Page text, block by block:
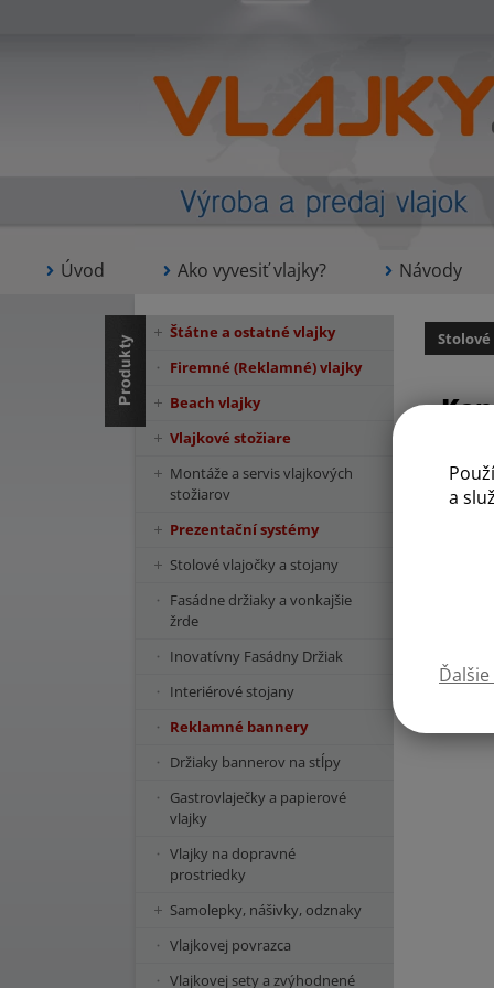
a
Úvod Ako vyvesiť vlajky? Návody
Štátne a ostatné vlajky
Firemné (Reklamné) vlajky
Beach vlajky
Vlajkové stožiare
Montáže a servis vlajkových
stožiarov
Prezentační systémy
Stolové vlajočky a stojany
Fasádne držiaky a vonkajšie
žrde
Inovatívny Fasádny Držiak
Interiérové stojany
Reklamné bannery
Držiaky bannerov na stĺpy
Gastrovlaječky a papierové
vlajky
Vlajky na dopravné
prostriedky
Samolepky, nášivky, odznaky
Vlajkovej povrazca
Vlajkovej sety a zvýhodnené